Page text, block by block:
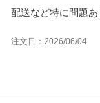
配送など特に問題あ
注文日：2026/06/04